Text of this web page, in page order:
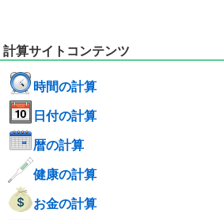
計算サイトコンテンツ
時間の計算
日付の計算
暦の計算
健康の計算
お金の計算